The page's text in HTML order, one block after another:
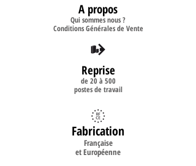
A propos
Qui sommes nous ?
Conditions Générales de Vente
Reprise
de 20 à 500
postes de travail
Fabrication
Française
et Européenne